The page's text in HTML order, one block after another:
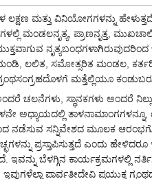
ಲಕ್ಷಣ ಮತ್ತು ವಿನಿಯೋಗಗಳನ್ನು
ಮಂಡಲನೃತ್ಯ, ಪ್ರಾಣನೃತ್ತ,
ನೃತ್ಯಬಂಧಗಳಾಗಿರುವುದರಿಂದ
ಲಲಿತ, ಸಮೋತ್ಸರಿತ ಮಂಡಲ,
ಮತ್ತೆಲ್ಲಿಯೂ
ಚಲನೆಗಳು, ಸ್ಥಾನಕಗಳು ಅಂದರೆ
ಅಧ್ಯಾಯದಲ್ಲಿ ತಾಳನಾಮಾಂಗಗಳನ್ನೂ,
ಸನ್ನಿವೇಶದ ಮೂಲಕ
ಎಂದು ಹೇಳಿದರೂ
ಬೆಳಗ್ಗಿನ ಕಾರ್ಯಕ್ರಮಗಳಲ್ಲಿ
ಪಾರ್ವತೀದೇವಿ ಪ್ರಯುಕ್ತ